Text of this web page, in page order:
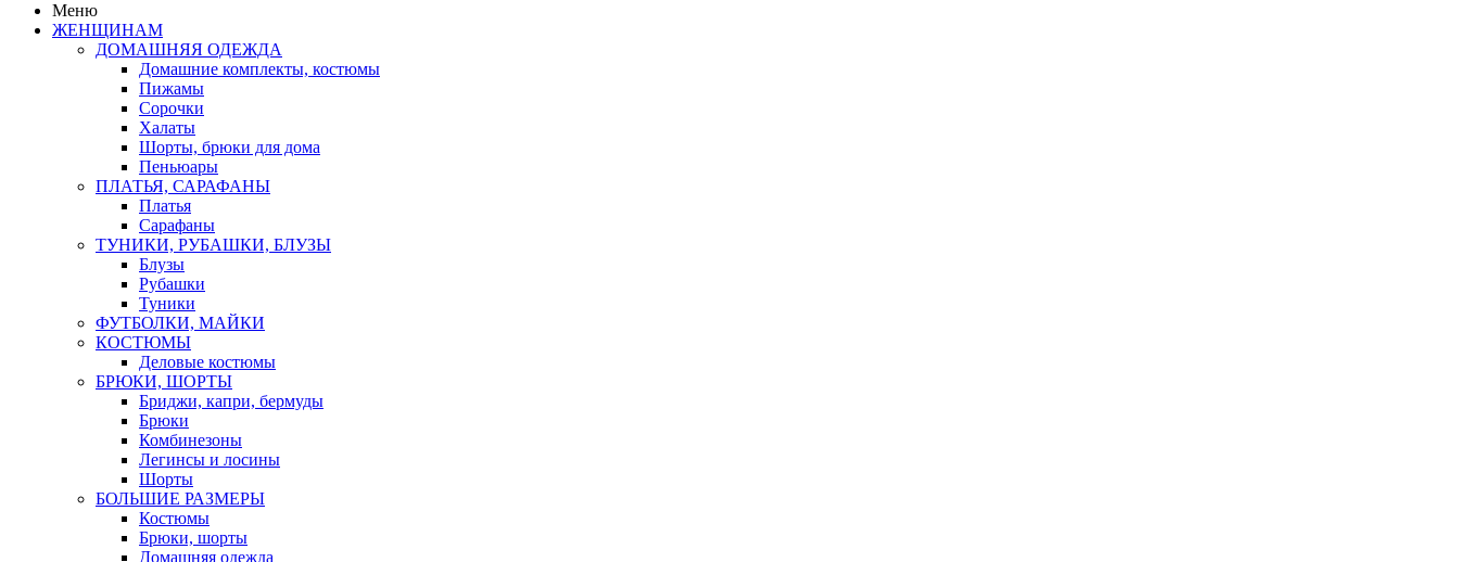
Меню
ЖЕНЩИНАМ
ДОМАШНЯЯ ОДЕЖДА
Домашние комплекты, костюмы
Пижамы
Сорочки
Халаты
Шорты, брюки для дома
Пеньюары
ПЛАТЬЯ, САРАФАНЫ
Платья
Сарафаны
ТУНИКИ, РУБАШКИ, БЛУЗЫ
Блузы
Рубашки
Туники
ФУТБОЛКИ, МАЙКИ
КОСТЮМЫ
Деловые костюмы
БРЮКИ, ШОРТЫ
Бриджи, капри, бермуды
Брюки
Комбинезоны
Легинсы и лосины
Шорты
БОЛЬШИЕ РАЗМЕРЫ
Костюмы
Брюки, шорты
Домашняя одежда